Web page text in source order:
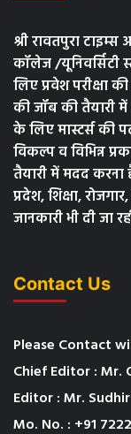
श्री रावतपुरा
कॉलेज /यूनिवर्सिटी
लिए प्रवेश परीक्षा
की जॉब की तैयारी
के लिए मास्टर्स की
विकल्प व विभिन्न
तैयारी में मदद
प्रदेश, शिक्षा,
जानकारी भी दी जा
Contact Us
Please Contact
Chief Editor : Mr.
Editor : Mr.
Mo. No. : +91